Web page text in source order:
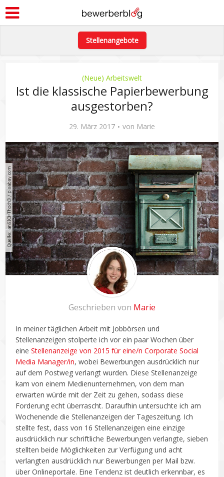
Stellenangebote
(Neue) Arbeitswelt
Ist die klassische Papierbewerbung
ausgestorben?
29. März 2017 von Marie
Geschrieben von Marie
In meiner täglichen Arbeit mit Jobbörsen und
Stellenanzeigen stolperte ich vor ein paar Wochen über
eineStellenanzeige von 2015 für eine/n Corporate Social
Media Manager/in, wobei Bewerbungen ausdrücklich nur
auf dem Postweg verlangt wurden. Diese Stellenanzeige
kam von einem Medienunternehmen, von dem man
erwarten würde mit der Zeit zu gehen, sodass diese
Forderung echt überrascht. Daraufhin untersuchte ich am
Wochenende die Stellenanzeigen der Tageszeitung. Ich
stellte fest, dass von 16 Stellenanzeigen eine einzige
ausdrücklich nur schriftliche Bewerbungen verlangte, sieben
stellten beide Möglichkeiten zur Verfügung und acht
verlangten ausdrücklich nur Bewerbungen per Mail bzw.
über Onlineportale. Eine Tendenz ist deutlich erkennbar, es